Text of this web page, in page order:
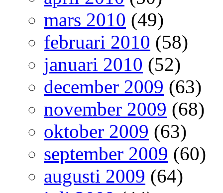
mars 2010 (49)
februari 2010 (58)
januari 2010 (52)
december 2009 (63)
november 2009 (68)
oktober 2009 (63)
september 2009 (60)
augusti 2009 (64)